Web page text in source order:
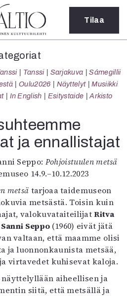
Teatteri
Tanssi
Sarjakuva
Levyt
Kirjat
English
Arkisto
Lehdet
Tilaa
Tanssi Sarjakuva
Sámegillii
Oulu2026 Näyttelyt
Musiikki
In English Esitystaide Arkisto
ja ennallistajat
Seppo: Pohjoistuulen metsä
14.9.–10.12.2023
metsä tarjoaa taidemuseon
metsästä. Toisin kuin
valokuvataiteilijatRitva
Sanni Seppo (1960) eivät jätä
valtaan, että maamme olisi
ja luonnonkaunista metsää,
virtavedet kuhisevat kaloja.
aiheellisen ja
siitä, että metsällä ja